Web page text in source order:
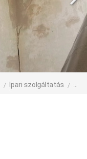
Ipari szolgáltatás